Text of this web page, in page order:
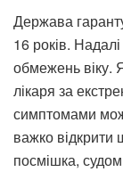
Держава
16 років.
обмежень віку.
лікаря за
симптомами
важко відкрити
посмішка,